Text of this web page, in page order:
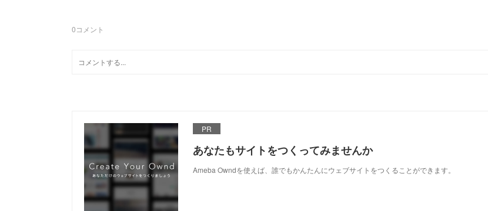
0コメント
PR
あなたもサイトをつくってみませんか
Ameba Owndを使えば、誰でもかんたんにウェブサイトをつくることができます。